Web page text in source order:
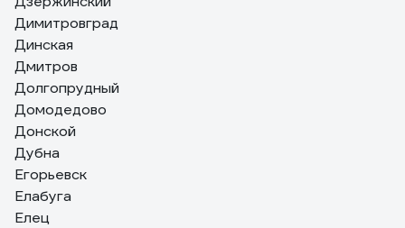
Димитровград
Динская
Дмитров
Долгопрудный
Домодедово
Донской
Дубна
Егорьевск
Елабуга
Елец